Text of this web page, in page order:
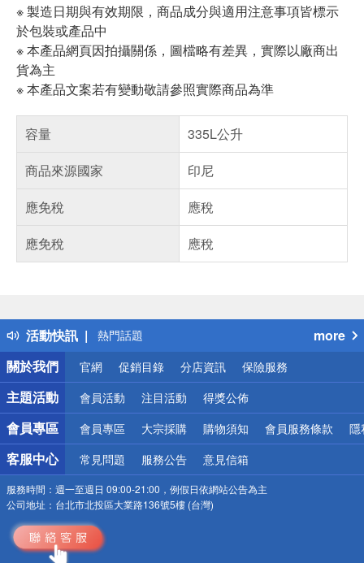
※ 製造日期與有效期限，商品成分與適用注意事項皆標示
於包裝或產品中
※ 本產品網頁因拍攝關係，圖檔略有差異，實際以廠商出
貨為主
※ 本產品文案若有變動敬請參照實際商品為準
容量
335L公升
商品來源國家
印尼
應免稅
應稅
應免稅
應稅
活動快訊
得獎公告
熱門話題
銀行優惠
偏遠地區配送
詐騙網頁！請小心！
more
關於我們
官網 促銷目錄 分店資訊 保險服務
主題活動 會員活動 注目活動 得獎公佈
會員專區 會員專區 大宗採購 購物須知 會員服務條款 隱
客服中心 常見問題 服務公告 意見信箱
服務時間： 週一至週日 09:00-21:00，例假日依網站公告為主
公司地址： 台北市北投區大業路136號5樓 (台灣)